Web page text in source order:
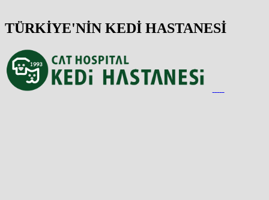
TÜRKİYE'NİN KEDİ HASTANESİ